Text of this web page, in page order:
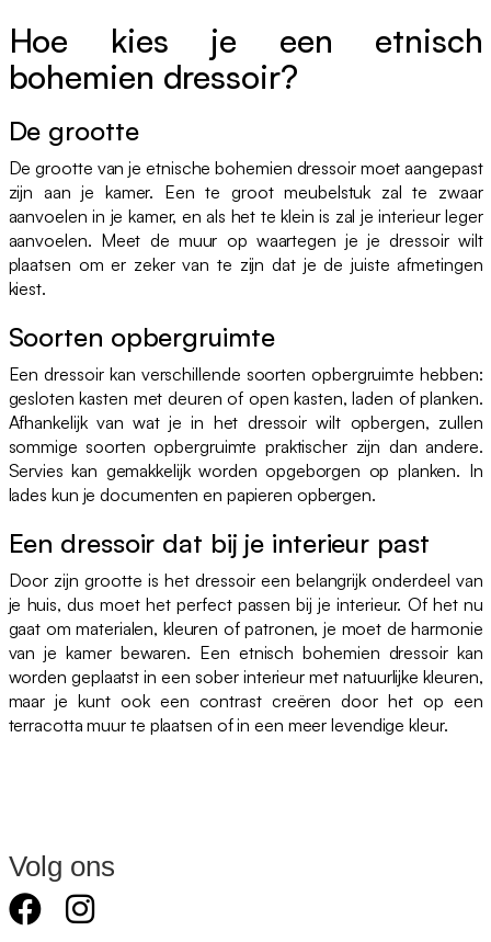
Hoe kies je een etnisch
bohemien dressoir?
De grootte
De grootte van je etnische bohemien dressoir moet aangepast
zijn aan je kamer. Een te groot meubelstuk zal te zwaar
aanvoelen in je kamer, en als het te klein is zal je interieur leger
aanvoelen. Meet de muur op waartegen je je dressoir wilt
plaatsen om er zeker van te zijn dat je de juiste afmetingen
kiest.
Soorten opbergruimte
Een dressoir kan verschillende soorten opbergruimte hebben:
gesloten kasten met deuren of open kasten, laden of planken.
Afhankelijk van wat je in het dressoir wilt opbergen, zullen
sommige soorten opbergruimte praktischer zijn dan andere.
Servies kan gemakkelijk worden opgeborgen op planken. In
lades kun je documenten en papieren opbergen.
Een dressoir dat bij je interieur past
Door zijn grootte is het dressoir een belangrijk onderdeel van
je huis, dus moet het perfect passen bij je interieur. Of het nu
gaat om materialen, kleuren of patronen, je moet de harmonie
van je kamer bewaren. Een etnisch bohemien dressoir kan
worden geplaatst in een sober interieur met natuurlijke kleuren,
maar je kunt ook een contrast creëren door het op een
terracotta muur te plaatsen of in een meer levendige kleur.
Volg ons